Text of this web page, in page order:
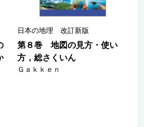
日本の地理 改訂新版
第８巻 地図の見方・使い
方，総さくいん
Ｇａｋｋｅｎ